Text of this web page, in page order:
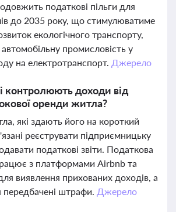
податкові пільги для
до 2035 року, що стимулюватиме
екологічного транспорту,
промисловість у
на електротранспорт. Джерело
контролюють доходи від
оренди житла?
які здають його на короткий
реєструвати підприємницьку
податкові звіти. Податкова
з платформами Airbnb та
виявлення прихованих доходів, а
штрафи. Джерело